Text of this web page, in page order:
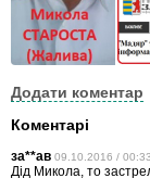
Додати коментар
Коментарі
за**ав 09.10.2016 /
Дід Микола, то